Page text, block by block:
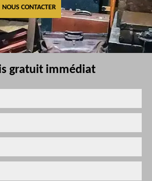
NOUS CONTACTER
gratuit immédiat